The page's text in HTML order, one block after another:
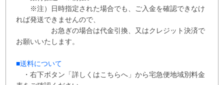
※注）日時指定された場合でも、ご入金を確認できなけ
れば発送できませんので、
お急ぎの場合は代金引換、又はクレジット決済で
お願いいたします。
■送料について
・右下ボタン 「詳しくはこちらへ」から宅急便地域別料金